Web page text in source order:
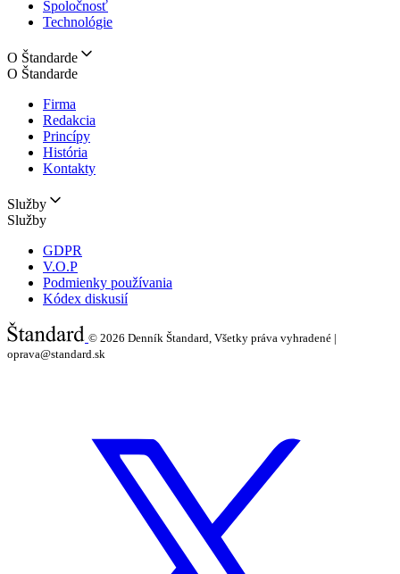
Spoločnosť
Technológie
O Štandarde
O Štandarde
Firma
Redakcia
Princípy
História
Kontakty
Služby
Služby
GDPR
V.O.P
Podmienky používania
Kódex diskusií
© 2026 Denník Štandard, Všetky práva vyhradené |
oprava@standard.sk